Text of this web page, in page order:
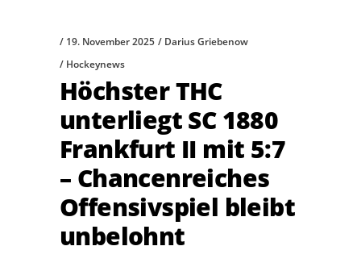
19. November 2025
Darius Griebenow
Hockeynews
Höchster THC
unterliegt SC 1880
Frankfurt II mit 5:7
– Chancenreiches
Offensivspiel bleibt
unbelohnt